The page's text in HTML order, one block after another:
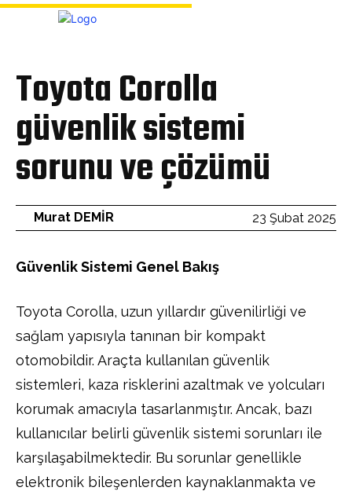
Toyota Corolla
güvenlik sistemi
sorunu ve çözümü
23 Şubat 2025
Murat DEMİR
Güvenlik Sistemi Genel Bakış
Toyota Corolla, uzun yıllardır güvenilirliği ve
sağlam yapısıyla tanınan bir kompakt
otomobildir. Araçta kullanılan güvenlik
sistemleri, kaza risklerini azaltmak ve yolcuları
korumak amacıyla tasarlanmıştır. Ancak, bazı
kullanıcılar belirli güvenlik sistemi sorunları ile
karşılaşabilmektedir. Bu sorunlar genellikle
elektronik bileşenlerden kaynaklanmakta ve